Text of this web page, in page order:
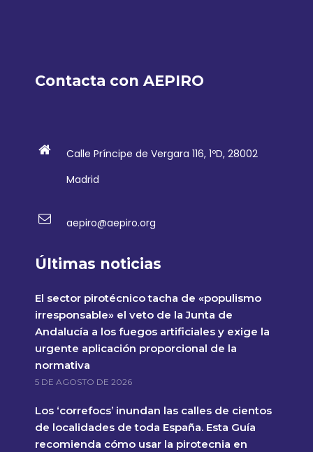
Contacta con AEPIRO
Calle Príncipe de Vergara 116, 1ºD, 28002
Madrid
aepiro@aepiro.org
Últimas noticias
El sector pirotécnico tacha de «populismo
irresponsable» el veto de la Junta de
Andalucía a los fuegos artificiales y exige la
urgente aplicación proporcional de la
normativa
5 DE AGOSTO DE 2026
Los ‘correfocs’ inundan las calles de cientos
de localidades de toda España. Esta Guía
recomienda cómo usar la pirotecnia en